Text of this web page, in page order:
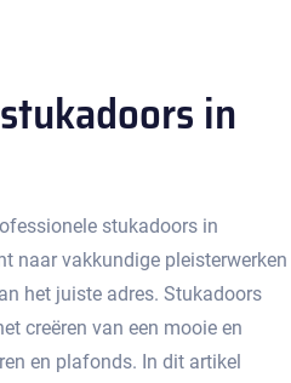
in
stukadoors in
naar vakkundige pleisterwerken
het juiste adres.​ Stukadoors
creëren van een mooie en
en plafonds.​ In dit artikel